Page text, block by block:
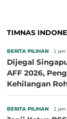
TIMNAS
BERITA PILIHAN 1
Dijegal
AFF 2026,
Kehilangan
BERITA PILIHAN 2 jam